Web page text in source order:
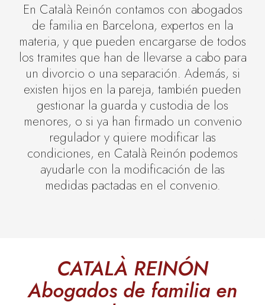
En Català Reinón contamos con abogados
de familia en Barcelona, expertos en la
materia, y que pueden encargarse de todos
los tramites que han de llevarse a cabo para
un divorcio o una separación. Además, si
existen hijos en la pareja, también pueden
gestionar la guarda y custodia de los
menores, o si ya han firmado un convenio
regulador y quiere modificar las
condiciones, en Català Reinón podemos
ayudarle con la modificación de las
medidas pactadas en el convenio.
CATALÀ REINÓN
Abogados de familia en